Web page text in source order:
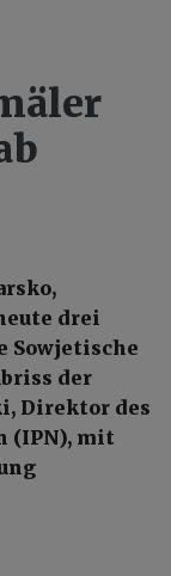
drei
Sowjetische
der
Direktor des
(IPN), mit